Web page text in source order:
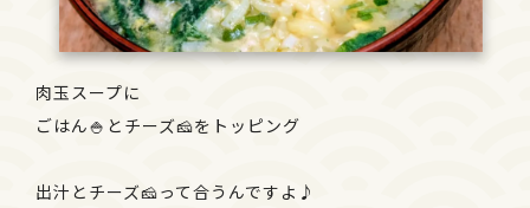
肉玉スープに
ごはん🍚とチーズ🧀をトッピング
出汁とチーズ🧀って合うんですよ♪